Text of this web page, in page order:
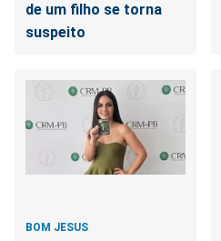
de um filho se torna
suspeito
BOM JESUS